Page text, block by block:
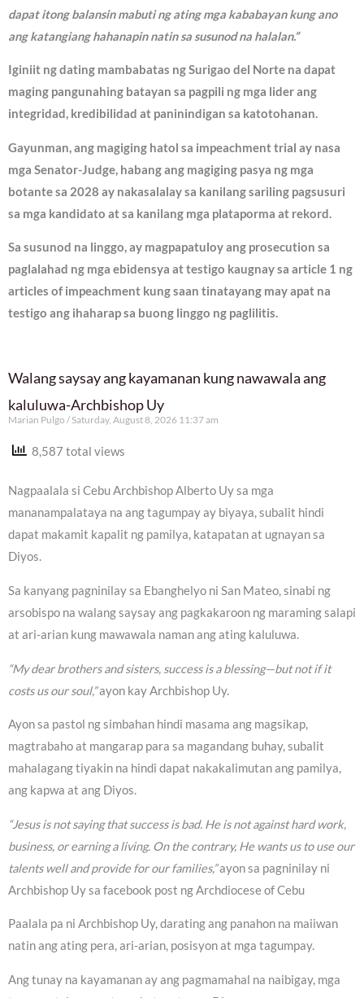
dapat itong balansin mabuti ng ating mga kababayan kung ano
ang katangiang hahanapin natin sa susunod na halalan.”
Iginiit ng dating mambabatas ng Surigao del Norte na dapat
maging pangunahing batayan sa pagpili ng mga lider ang
integridad, kredibilidad at paninindigan sa katotohanan.
Gayunman, ang magiging hatol sa impeachment trial ay nasa
mga Senator-Judge, habang ang magiging pasya ng mga
botante sa 2028 ay nakasalalay sa kanilang sariling pagsusuri
sa mga kandidato at sa kanilang mga plataporma at rekord.
Sa susunod na linggo, ay magpapatuloy ang prosecution sa
paglalahad ng mga ebidensya at testigo kaugnay sa article 1 ng
articles of impeachment kung saan tinatayang may apat na
testigo ang ihaharap sa buong linggo ng paglilitis.
Walang saysay ang kayamanan kung nawawala ang
kaluluwa-Archbishop Uy
Marian Pulgo Saturday, August 8, 2026 11:37 am
8,587 total views
Nagpaalala si Cebu Archbishop Alberto Uy sa mga
mananampalataya na ang tagumpay ay biyaya, subalit hindi
dapat makamit kapalit ng pamilya, katapatan at ugnayan sa
Diyos.
Sa kanyang pagninilay sa Ebanghelyo ni San Mateo, sinabi ng
arsobispo na walang saysay ang pagkakaroon ng maraming salapi
at ari-arian kung mawawala naman ang ating kaluluwa.
“My dear brothers and sisters, success is a blessing—but not if it
costs us our soul,”ayon kay Archbishop Uy.
Ayon sa pastol ng simbahan hindi masama ang magsikap,
magtrabaho at mangarap para sa magandang buhay, subalit
mahalagang tiyakin na hindi dapat nakakalimutan ang pamilya,
ang kapwa at ang Diyos.
“Jesus is not saying that success is bad. He is not against hard work,
business, or earning a living. On the contrary, He wants us to use our
talents well and provide for our families,”ayon sa pagninilay ni
Archbishop Uy sa facebook post ng Archdiocese of Cebu
Paalala pa ni Archbishop Uy, darating ang panahon na maiiwan
natin ang ating pera, ari-arian, posisyon at mga tagumpay.
Ang tunay na kayamanan ay ang pagmamahal na naibigay, mga